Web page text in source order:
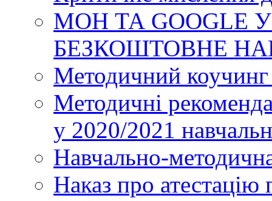
МОН ТА GOOGLE
БЕЗКОШТОВНЕ
Методичний
Методичні
у 2020/2021
Навчально-
Наказ про атестацію